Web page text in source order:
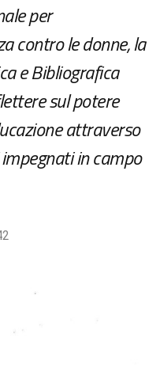
per
contro le donne, la
e Bibliografica
sul potere
attraverso
in campo